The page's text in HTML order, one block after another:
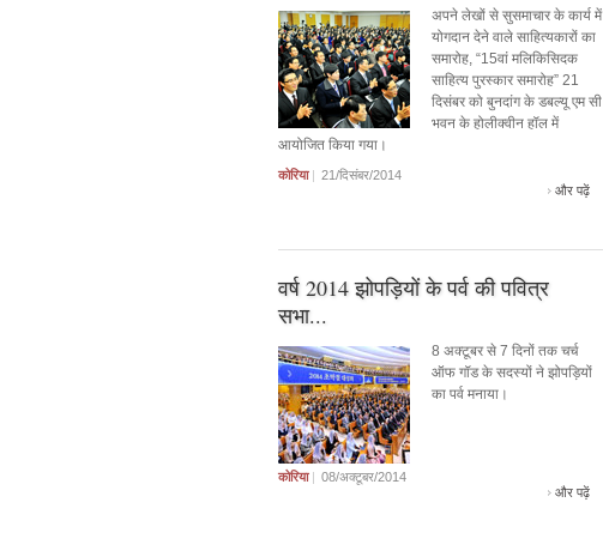
अपने लेखों से सुसमाचार के कार्य में
योगदान देने वाले साहित्यकारों का
समारोह, “15वां मलिकिसिदक
साहित्य पुरस्कार समारोह” 21
दिसंबर को बुनदांग के डबल्यू एम सी
भवन के होलीक्वीन हॉल में
आयोजित किया गया।
कोरिया | 21/दिसंबर/2014
और पढ़ें
वर्ष 2014 झोपड़ियों के पर्व की पवित्र
सभा...
8 अक्टूबर से 7 दिनों तक चर्च
ऑफ गॉड के सदस्यों ने झोपड़ियों
का पर्व मनाया।
कोरिया | 08/अक्टूबर/2014
और पढ़ें